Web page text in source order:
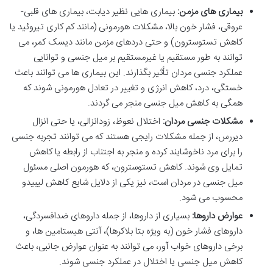
بیماری های مزمن: بیماری هایی نظیر دیابت، بیماری های قلبی-
عروقی، فشار خون بالا، مشکلات هورمونی (مانند کم کاری تیروئید یا
کاهش تستوسترون) و حتی دردهای مزمن مانند دیسک کمر، می
توانند به طور مستقیم یا غیرمستقیم بر میل جنسی و توانایی
عملکرد جنسی مردان تأثیر بگذارند. این بیماری ها می توانند باعث
خستگی، درد، کاهش انرژی و تغییر در تعادل هورمونی شوند که
همگی به کاهش میل جنسی منجر می گردند.
مشکلات جنسی مردان: اختلال نعوظ، زودانزالی، یا حتی انزال
دیررس، از جمله مشکلات رایجی هستند که می توانند تجربه جنسی
را برای مرد ناخوشایند کرده و منجر به اجتناب از رابطه یا کاهش
تمایل وی شوند. کاهش تستوسترون، که هورمون اصلی مسئول
میل جنسی در مردان است، نیز یکی از دلایل شایع کاهش لیبیدو
محسوب می شود.
عوارض داروها: بسیاری از داروها، از جمله داروهای ضدافسردگی،
داروهای فشار خون (به ویژه بتا بلاکرها)، آنتی هیستامین ها، و
برخی داروهای خواب آور، می توانند به عنوان عوارض جانبی، باعث
کاهش میل جنسی یا اختلال در عملکرد جنسی شوند.